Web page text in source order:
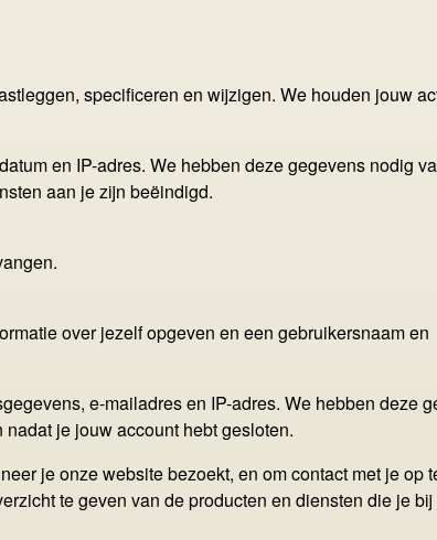
specificeren en wijzigen. We houden jouw
en IP-adres. We hebben deze gegevens nodig
aan je zijn beëindigd.
over jezelf opgeven en een gebruikersnaam en
e-mailadres en IP-adres. We hebben deze
je jouw account hebt gesloten.
je onze website bezoekt, en om contact met je op
te geven van de producten en diensten die je